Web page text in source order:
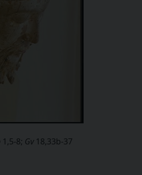
1,5-8; Gv18,33b-37